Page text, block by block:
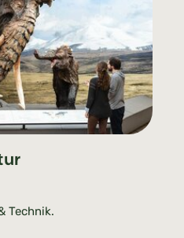
Technik.